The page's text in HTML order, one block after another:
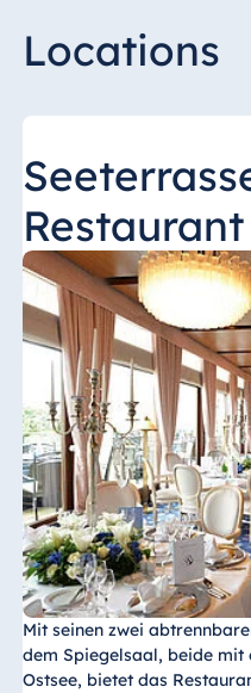
Locations
Restaurant
Mit seinen zwei
dem Spiegelsaal, beide
Ostsee, bietet das